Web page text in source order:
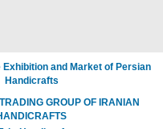
Exhibition and Market of Persian
Handicrafts
GROUP OF IRANIAN